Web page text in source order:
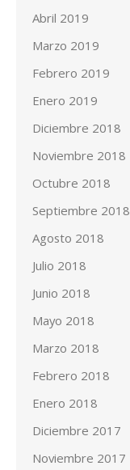
Abril 2019
Marzo 2019
Febrero 2019
Enero 2019
Diciembre 2018
Noviembre 2018
Octubre 2018
Septiembre 2018
Agosto 2018
Julio 2018
Junio 2018
Mayo 2018
Marzo 2018
Febrero 2018
Enero 2018
Diciembre 2017
Noviembre 2017